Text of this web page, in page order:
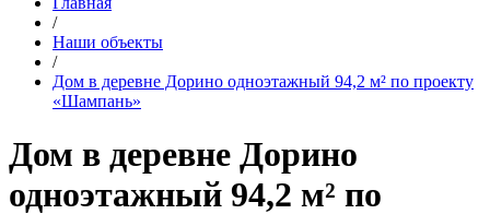
/
Наши объекты
/
Дом в деревне Дорино одноэтажный 94,2 м² по проекту
«Шампань»
Дом в деревне Дорино
одноэтажный 94,2 м² по